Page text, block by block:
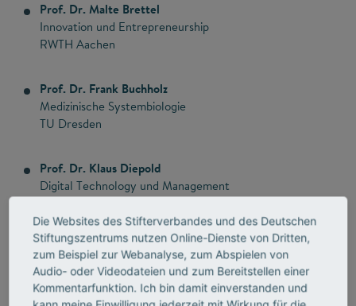
Prof. Dr. Malte Brettel
Innovation und Entrepreneurship
RWTH Aachen
Prof. Dr. Frank Buchholz
Medizinische Systembiologie
TU Dresden
Prof. Dr. Klaus Diepold
Digital Technology und Management
TU München
Prof. Dr. Bjoern Eskofier
Maschinelles Lernen und Datenanalytik
FAU Erlangen
Die Websites des Stifterverbandes und des Deutschen
Stiftungszentrums nutzen Online-Dienste von Dritten,
zum Beispiel zur Webanalyse, zum Abspielen von
Audio- oder Videodateien und zum Bereitstellen einer
Kommentarfunktion. Ich bin damit einverstanden und